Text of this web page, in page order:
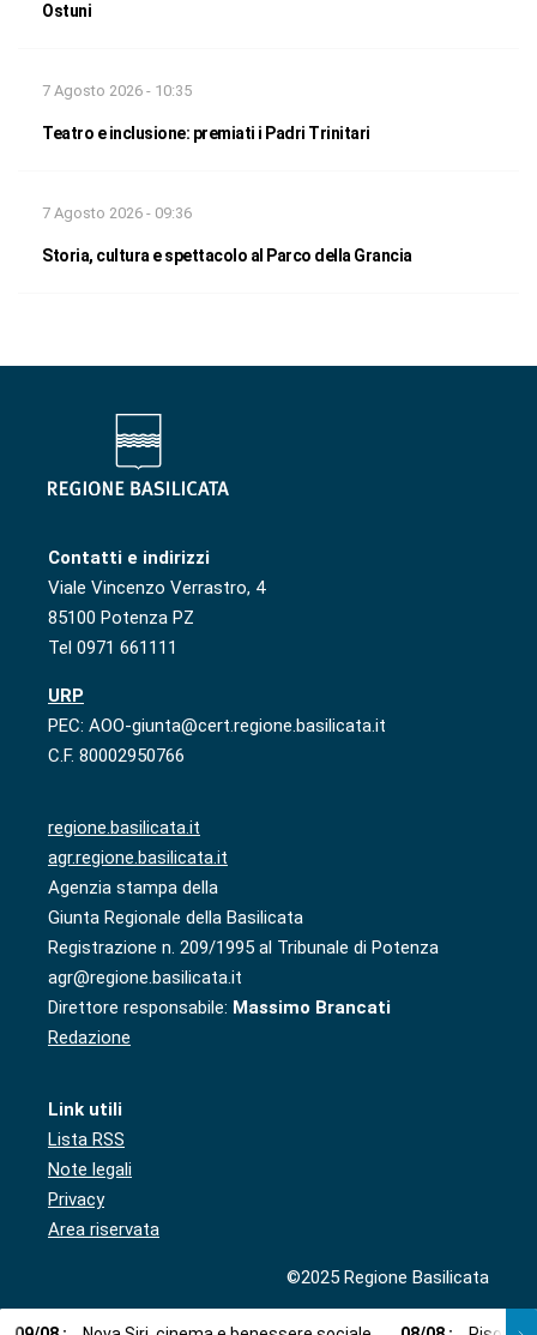
Ostuni
7 Agosto 2026 - 10:35
Teatro e inclusione: premiati i Padri Trinitari
7 Agosto 2026 - 09:36
Storia, cultura e spettacolo al Parco della Grancia
Contatti e indirizzi
Viale Vincenzo Verrastro, 4
85100 Potenza PZ
Tel 0971 661111
URP
PEC: AOO-giunta@cert.regione.basilicata.it
C.F. 80002950766
regione.basilicata.it
agr.regione.basilicata.it
Agenzia stampa della
Giunta Regionale della Basilicata
Registrazione n. 209/1995 al Tribunale di Potenza
agr@regione.basilicata.it
Direttore responsabile: Massimo Brancati
Redazione
Link utili
Lista RSS
Note legali
Privacy
Area riservata
©2025 Regione Basilicata